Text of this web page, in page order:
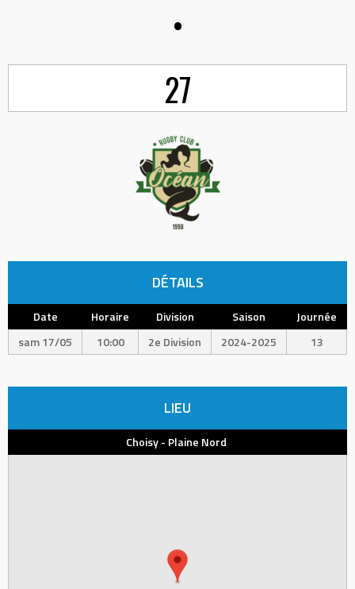
•
27
DÉTAILS
Date Horaire Division Saison
Journée
sam 17/05
10:00 2e Division 2024-2025 13
LIEU
Choisy - Plaine Nord